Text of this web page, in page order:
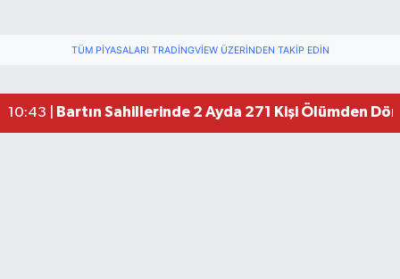
TÜM PIYASALARI TRADINGVIEW ÜZERINDEN TAKIP EDIN
10:43 | Bartın Sahillerinde 2 Ayda 271 Kişi Ölümden